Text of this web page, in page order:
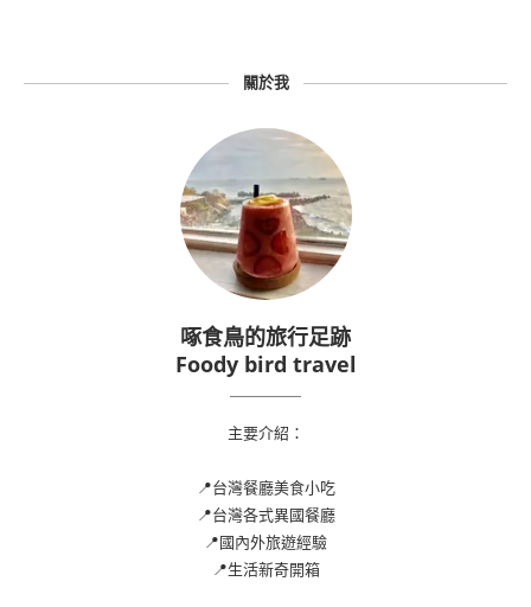
關於我
啄食鳥的旅行足跡
Foody bird travel
主要介紹：
📍台灣餐廳美食小吃
📍台灣各式異國餐廳
📍國內外旅遊經驗
📍生活新奇開箱